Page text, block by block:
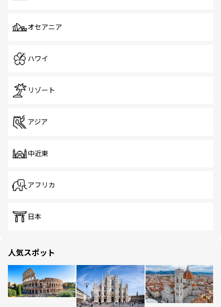
オセアニア
ハワイ
リゾート
アジア
中近東
アフリカ
日本
人気スポット